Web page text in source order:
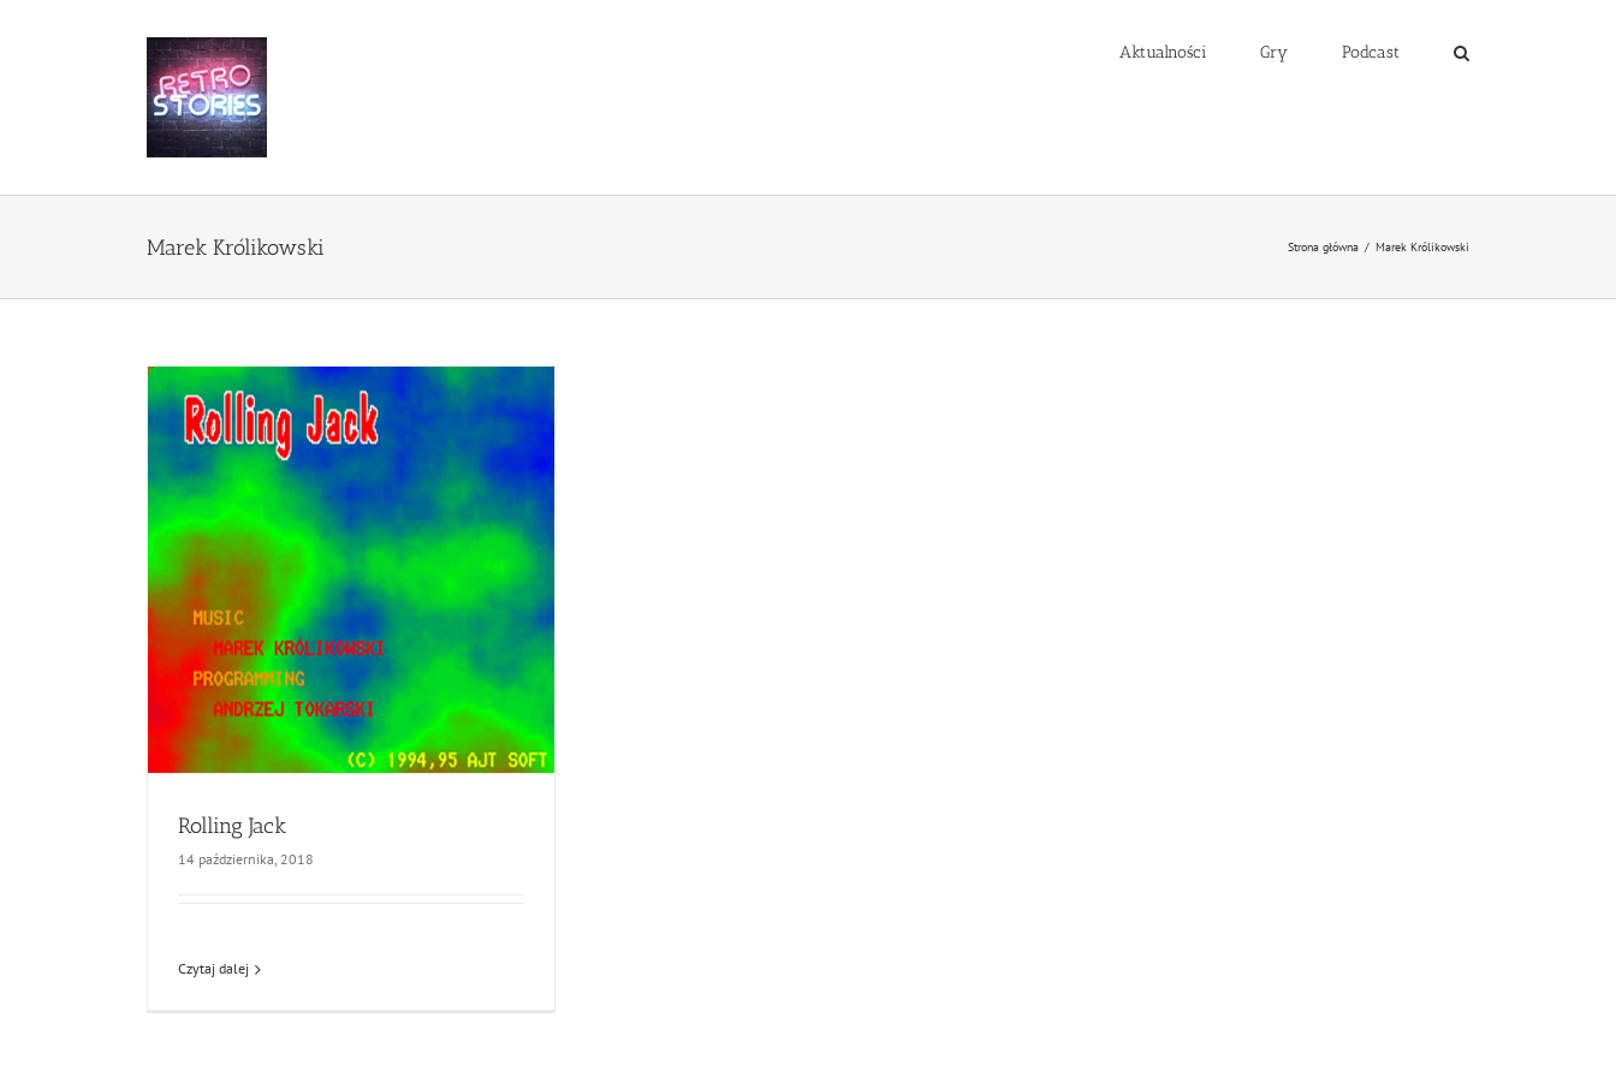
Aktualności Gry Podcast
Marek Królikowski Strona główna / Marek Królikowski
Rolling Jack
14 października, 2018
Czytaj dalej